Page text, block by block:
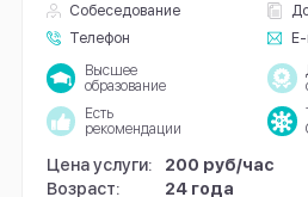
Собеседование
Телефон
Высшее
образование
Есть
рекомендации
Цена услуги:
200 руб/час
Возраст:
24 года